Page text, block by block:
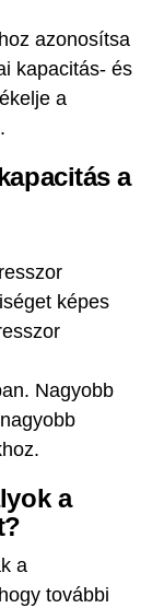
azonosítsa
kapacitás- és
a
a
képes
Nagyobb
a
a
további